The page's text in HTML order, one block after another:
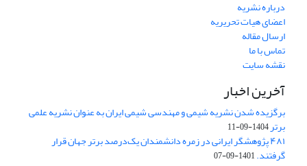
درباره نشریه
اعضای هیات تحریریه
ارسال مقاله
تماس با ما
نقشه سایت
آخرین اخبار
برگزیده شدن نشریه شیمی و مهندسی شیمی ایران به عنوان نشریه علمی
برتر1404-09-11
۴۸۱ پژوهشگر ایرانی در زمره دانشمندان یک‌درصد برتر جهان قرار
گرفتند.1401-09-07